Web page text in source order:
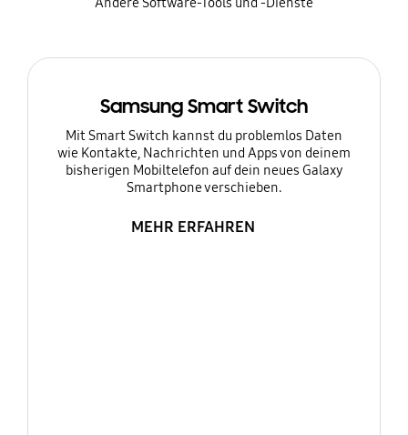
Samsung Smart Switch
Mit Smart Switch kannst du problemlos Daten
wie Kontakte, Nachrichten und Apps von deinem
bisherigen Mobiltelefon auf dein neues Galaxy
Smartphone verschieben.
MEHR ERFAHREN